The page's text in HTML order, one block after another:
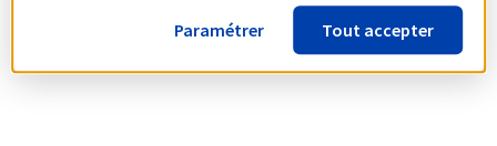
Paramétrer Tout accepter